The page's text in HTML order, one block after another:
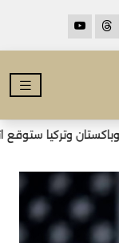
وتركيا ستوقع